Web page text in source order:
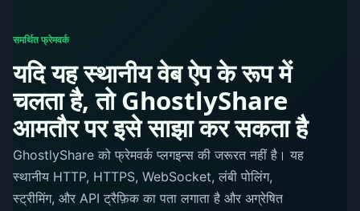
समर्थित फ्रेमवर्क
यदि यह स्थानीय वेब ऐप के रूप में
चलता है, तो GhostlyShare
आमतौर पर इसे साझा कर सकता है
GhostlyShare को फ्रेमवर्क प्लगइन्स की जरूरत नहीं है। यह
स्थानीय HTTP, HTTPS, WebSocket, लंबी पोलिंग,
स्ट्रीमिंग, और API ट्रैफ़िक का पता लगाता है और अग्रेषित